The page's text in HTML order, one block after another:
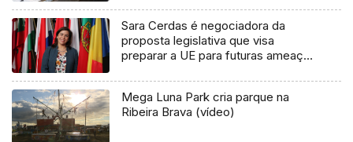
Sara Cerdas é negociadora da
proposta legislativa que visa
preparar a UE para futuras ameaças
Mega Luna Park cria parque na
Ribeira Brava (vídeo)